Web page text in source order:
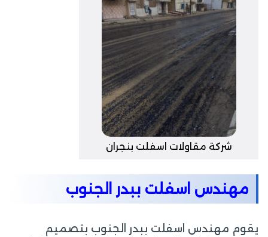
شركة مقاولات اسفلت بنجران
مهندس اسفلت ببدر الجنوب
يقوم مهندس اسفلت ببدر الجنوب بتصميم